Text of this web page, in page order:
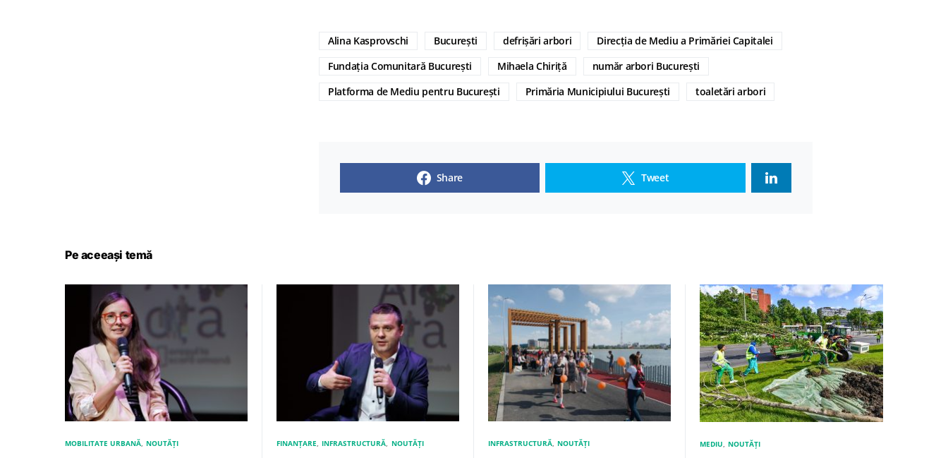
Alina Kasprovschi București defrișări arbori
Direcția de Mediu a Primăriei Capitalei
Fundația Comunitară București
Mihaela Chiriță
număr arbori București
Platforma de Mediu pentru București
Primăria Municipiului București toaletări arbori
Share Tweet
Pe aceeași temă
MOBILITATE URBANĂ NOUTĂȚI FINANȚARE INFRASTRUCTURĂ NOUTĂȚI INFRASTRUCTURĂ NOUTĂȚI MEDIU NOUTĂȚI